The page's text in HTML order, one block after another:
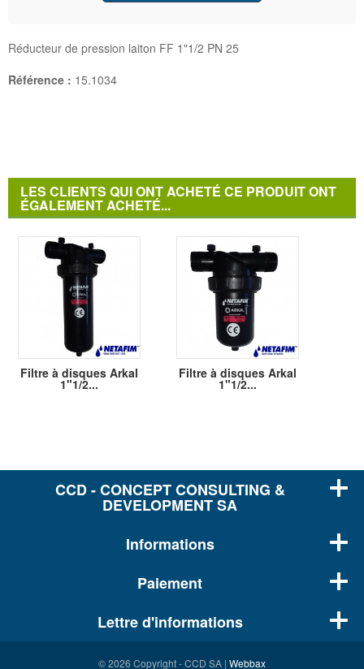
Réducteur de pression laiton FF 1"1/2 PN 25
Référence : 15.1034
LES CLIENTS QUI ONT ACHETÉ CE PRODUIT ONT
ÉGALEMENT ACHETÉ...
Filtre à disques Arkal
1"1/2...
Filtre à disques Arkal
1"1/2...
CCD - CONCEPT CONSULTING &
DEVELOPMENT SA
Informations
© 2026 Copyright - CCD SA | Webbax
Paiement
Lettre d'informations